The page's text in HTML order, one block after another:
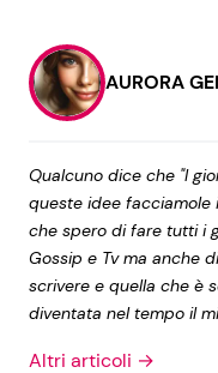
AURORA
Qualcuno dice che "I
queste idee facciamole
che spero di fare tutti i
Gossip e Tv ma anche
scrivere e quella che è
diventata nel tempo il
Altri articoli →